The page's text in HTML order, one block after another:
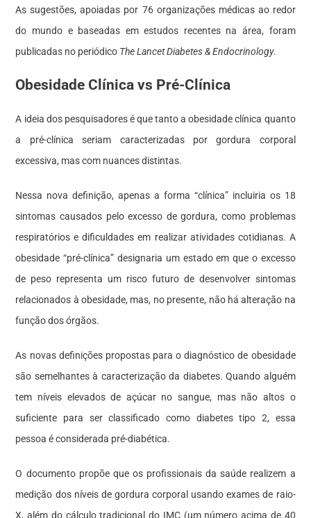
As sugestões, apoiadas por 76 organizações médicas ao redor
do mundo e baseadas em estudos recentes na área, foram
publicadas no periódico The Lancet Diabetes & Endocrinology.
Obesidade Clínica vs Pré-Clínica
A ideia dos pesquisadores é que tanto a obesidade clínica quanto
a pré-clínica seriam caracterizadas por gordura corporal
excessiva, mas com nuances distintas.
Nessa nova definição, apenas a forma “clínica” incluiria os 18
sintomas causados pelo excesso de gordura, como problemas
respiratórios e dificuldades em realizar atividades cotidianas. A
obesidade “pré-clínica” designaria um estado em que o excesso
de peso representa um risco futuro de desenvolver sintomas
relacionados à obesidade, mas, no presente, não há alteração na
função dos órgãos.
As novas definições propostas para o diagnóstico de obesidade
são semelhantes à caracterização da diabetes. Quando alguém
tem níveis elevados de açúcar no sangue, mas não altos o
suficiente para ser classificado como diabetes tipo 2, essa
pessoa é considerada pré-diabética.
O documento propõe que os profissionais da saúde realizem a
medição dos níveis de gordura corporal usando exames de raio-
X, além do cálculo tradicional do IMC (um número acima de 40